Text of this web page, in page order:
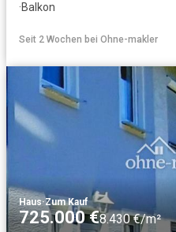
·Balkon
Seit 2 Wochen bei Ohne-makler
Haus·Zum Kauf
725.000 €8.430 €/m²